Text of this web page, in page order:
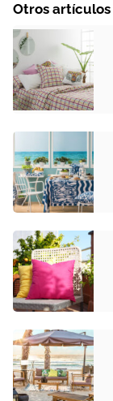
Otros artículos